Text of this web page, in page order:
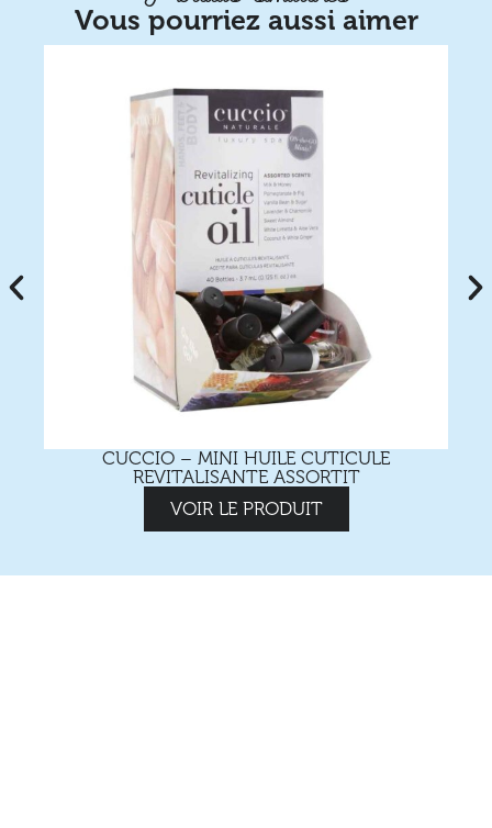
Vous pourriez aussi aimer
CUCCIO – MINI HUILE CUTICULE
REVITALISANTE ASSORTIT
VOIR LE PRODUIT